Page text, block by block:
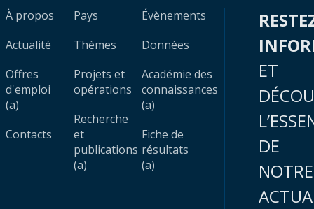
À propos
Actualité
Offres
d'emploi
(a)
Contacts
Pays
Thèmes
Projets et
opérations
Recherche
et
publications
(a)
Évènements
Données
Académie des
connaissances
(a)
Fiche de
résultats
(a)
ET
DE
NOTRE